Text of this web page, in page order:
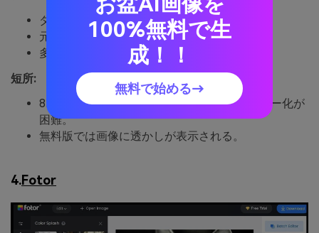
ダウンロードや共有も簡単。
元の画像の品質には影響しない。
多くのファイルをまとめて変換。
短所:
8mmフィルムで撮影した画像は現状ではカラー化が
困難。
無料版では画像に透かしが表示される。
4.Fotor
100%無料で生
成！！
無料で始める→